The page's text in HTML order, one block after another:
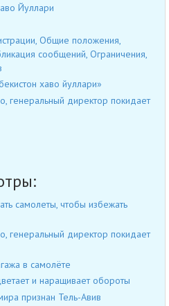
Йуллари
Общие положения,
сообщений, Ограничения,
хаво йуллари»
генеральный директор покидает
самолеты, чтобы избежать
генеральный директор покидает
в самолёте
и наращивает обороты
признан Тель-Авив